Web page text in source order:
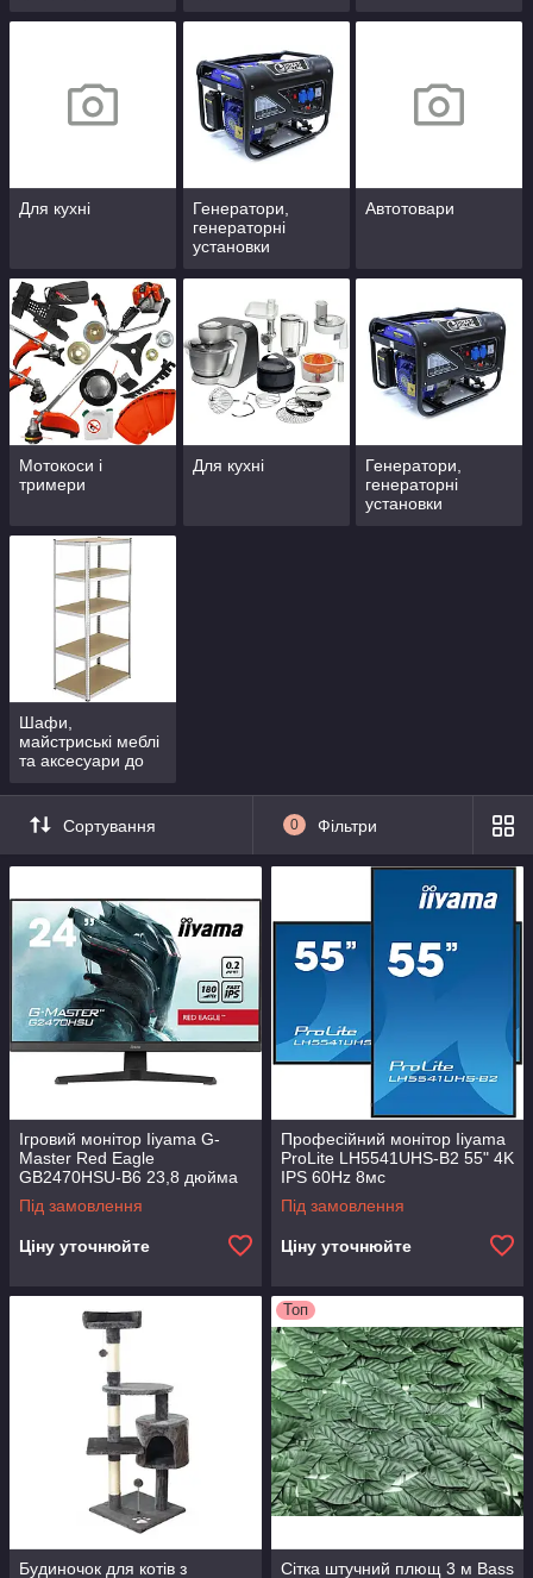
Для кухні
Генератори,
генераторні
установки
Автотовари
Мотокоси і
тримери
Для кухні
Генератори,
генераторні
установки
Шафи,
майстриські меблі
та аксесуари до
Сортування 0 Фільтри
Ігровий монітор Iiyama G-
Master Red Eagle
GB2470HSU-B6 23,8 дюйма
Full HD Fast IPS 180 Гц 0,2
мс MPRT
Під замовлення
Ціну уточнюйте
Професійний монітор Iiyama
ProLite LH5541UHS-B2 55" 4K
IPS 60Hz 8мс
Під замовлення
Ціну уточнюйте
Будиночок для котів з
Топ
Сітка штучний плющ 3 м Bass